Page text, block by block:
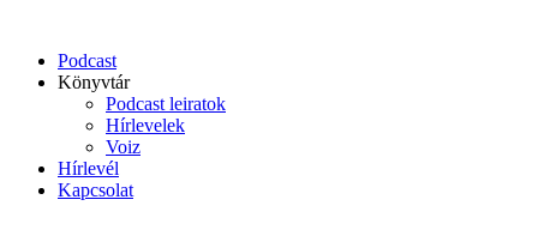
Podcast
Könyvtár
Podcast leiratok
Hírlevelek
Voiz
Hírlevél
Kapcsolat